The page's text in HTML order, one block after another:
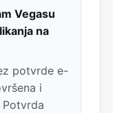
Vegasu
na
potvrde e-
i